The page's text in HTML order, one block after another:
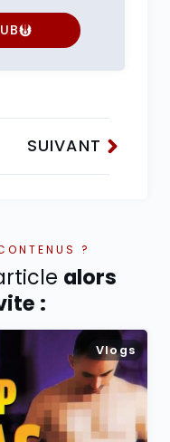
SUIVANT
?
alors
:
Vlogs